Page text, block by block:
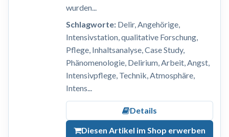
wurden...
Schlagworte:Delir, Angehörige,
Intensivstation, qualitative Forschung,
Pflege, Inhaltsanalyse, Case Study,
Phänomenologie, Delirium, Arbeit, Angst,
Intensivpflege, Technik, Atmosphäre,
Intens...
Details
Diesen Artikel im Shop erwerben